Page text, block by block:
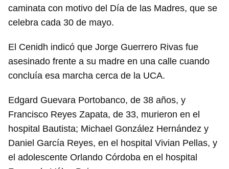
caminata con motivo del Día de las Madres, que se
celebra cada 30 de mayo.
El Cenidh indicó que Jorge Guerrero Rivas fue
asesinado frente a su madre en una calle cuando
concluía esa marcha cerca de la UCA.
Edgard Guevara Portobanco, de 38 años, y
Francisco Reyes Zapata, de 33, murieron en el
hospital Bautista; Michael González Hernández y
Daniel García Reyes, en el hospital Vivian Pellas, y
el adolescente Orlando Córdoba en el hospital